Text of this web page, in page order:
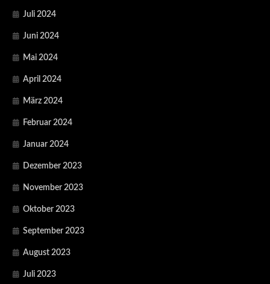
Juli 2024
Juni 2024
Mai 2024
April 2024
März 2024
Februar 2024
Januar 2024
Dezember 2023
November 2023
Oktober 2023
September 2023
August 2023
Juli 2023